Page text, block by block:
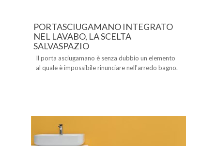
PORTASCIUGAMANO INTEGRATO
NEL LAVABO, LA SCELTA
SALVASPAZIO
Il porta asciugamano è senza dubbio un elemento
al quale è impossibile rinunciare nell'arredo bagno.